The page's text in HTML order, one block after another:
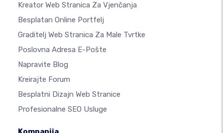
Kreator Web Stranica Za Vjenčanja
Besplatan Online Portfelj
Graditelj Web Stranica Za Male Tvrtke
Poslovna Adresa E-Pošte
Napravite Blog
Kreirajte Forum
Besplatni Dizajn Web Stranice
Profesionalne SEO Usluge